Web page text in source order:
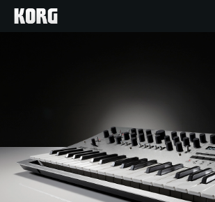
Características
Eventos